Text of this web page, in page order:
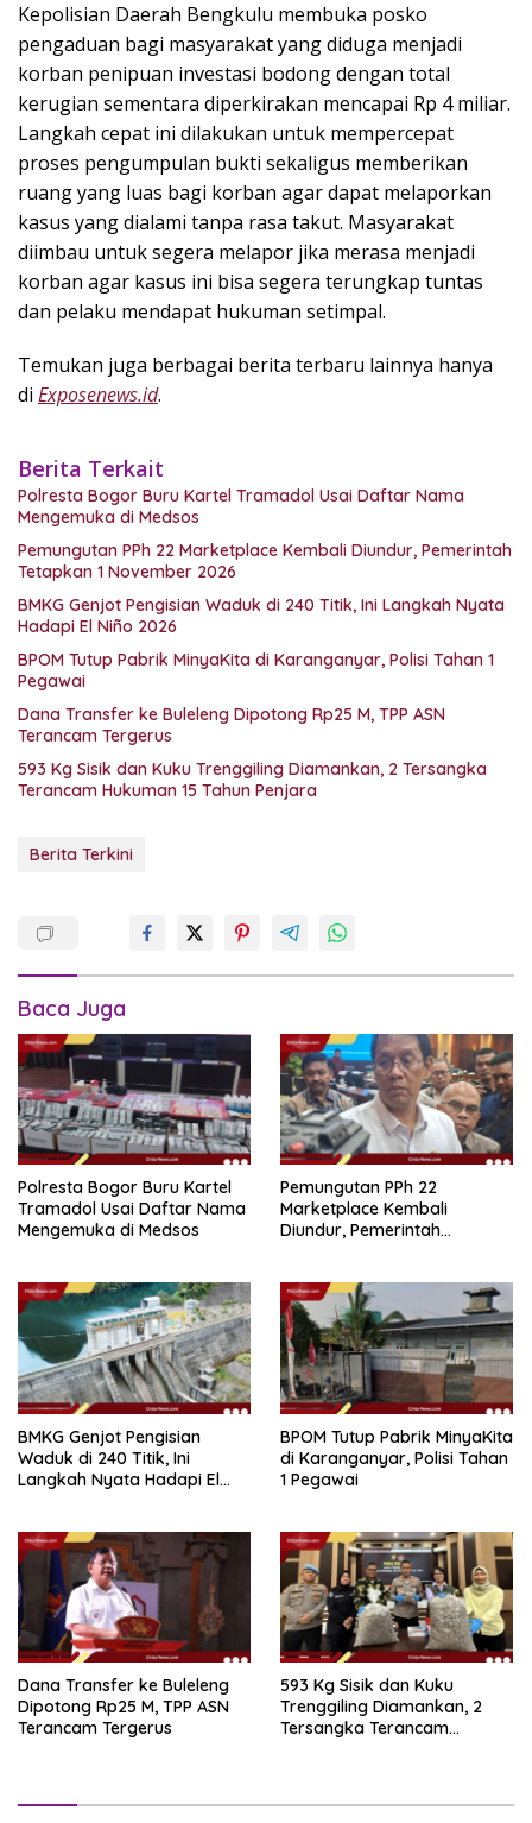
Kepolisian Daerah Bengkulu membuka posko
pengaduan bagi masyarakat yang diduga menjadi
korban penipuan investasi bodong dengan total
kerugian sementara diperkirakan mencapai Rp 4 miliar.
Langkah cepat ini dilakukan untuk mempercepat
proses pengumpulan bukti sekaligus memberikan
ruang yang luas bagi korban agar dapat melaporkan
kasus yang dialami tanpa rasa takut. Masyarakat
diimbau untuk segera melapor jika merasa menjadi
korban agar kasus ini bisa segera terungkap tuntas
dan pelaku mendapat hukuman setimpal.
Temukan juga berbagai berita terbaru lainnya hanya
di Exposenews.id.
Berita Terkait
Polresta Bogor Buru Kartel Tramadol Usai Daftar Nama
Mengemuka di Medsos
Pemungutan PPh 22 Marketplace Kembali Diundur, Pemerintah
Tetapkan 1 November 2026
BMKG Genjot Pengisian Waduk di 240 Titik, Ini Langkah Nyata
Hadapi El Niño 2026
BPOM Tutup Pabrik MinyaKita di Karanganyar, Polisi Tahan 1
Pegawai
Dana Transfer ke Buleleng Dipotong Rp25 M, TPP ASN
Terancam Tergerus
593 Kg Sisik dan Kuku Trenggiling Diamankan, 2 Tersangka
Terancam Hukuman 15 Tahun Penjara
Berita Terkini
Baca Juga
Polresta Bogor Buru Kartel
Tramadol Usai Daftar Nama
Mengemuka di Medsos
Pemungutan PPh 22
Marketplace Kembali
Diundur, Pemerintah
BMKG Genjot Pengisian
Waduk di 240 Titik, Ini
Langkah Nyata Hadapi El
BPOM Tutup Pabrik MinyaKita
di Karanganyar, Polisi Tahan
1 Pegawai
Dana Transfer ke Buleleng
Dipotong Rp25 M, TPP ASN
Terancam Tergerus
593 Kg Sisik dan Kuku
Trenggiling Diamankan, 2
Tersangka Terancam